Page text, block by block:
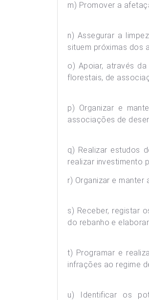
m) Promover a
n) Assegurar a
situem próximas dos
o) Apoiar, através
florestais, de
p) Organizar e
associações de
q) Realizar estudos
realizar investimento
r) Organizar e
s) Receber, registar
do rebanho e
t) Programar e
infrações ao regime
u) Identificar os